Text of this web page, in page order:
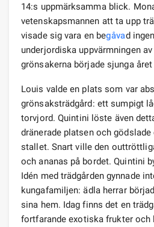
14:s uppmärksamma blick.
vetenskapsmannen att ta upp
visade sig vara en begåvad
underjordiska uppvärmningen
grönsakerna började sjunga
Louis valde en plats som var
grönsaksträdgård: ett sumpigt
torvjord. Quintini löste även
dränerade platsen och
stallet. Snart ville den
och ananas på bordet. Quintini
Idén med trädgården gynnade
kungafamiljen: ädla herrar
sina hem. Idag finns det en
fortfarande exotiska frukter och